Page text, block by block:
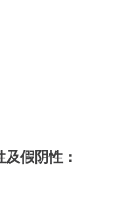
假阴性：